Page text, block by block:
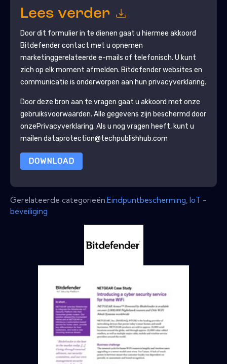
Lees verder
Door dit formulier in te dienen gaat u hiermee akkoord
Bitdefendercontact met u opnemen
marketinggerelateerde e-mails of telefonisch. U kunt
zich op elk moment afmelden. Bitdefenderwebsites en
communicatie is onderworpen aan hun privacyverklaring.
Door deze bron aan te vragen gaat u akkoord met onze
gebruiksvoorwaarden. Alle gegevens zijn beschermd door
onzePrivacyverklaring. Als u nog vragen heeft, kunt u
mailen dataprotection@techpublishhub.com
DOWNLOAD
Gerelateerde categorieën:Eindpuntbescherming, IoT -
beveiliging